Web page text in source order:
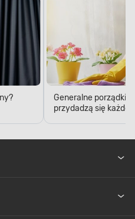
Generalne porządki
przydadzą się